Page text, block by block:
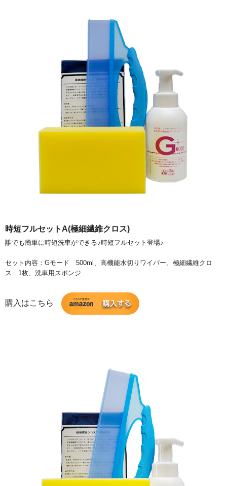
時短フルセットA(極細繊維クロス)
誰でも簡単に時短洗車ができる♪時短フルセット登場♪
セット内容：Gモード 500ml、高機能水切りワイパー、極細繊維クロ
ス 1枚、洗車用スポンジ
購入はこちら